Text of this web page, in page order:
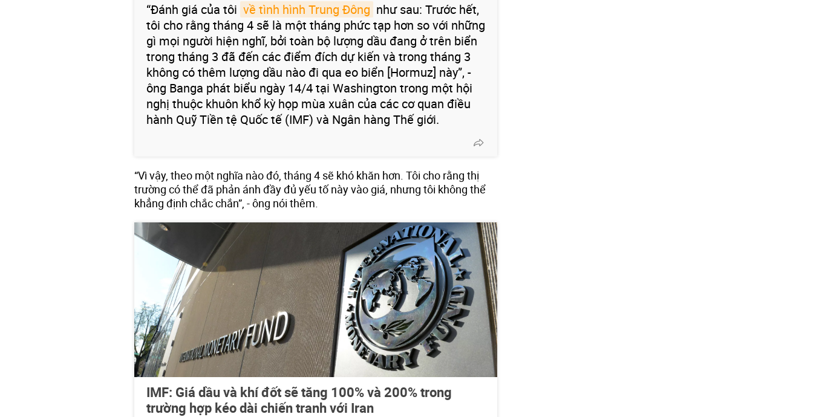
“Đánh giá của tôi về tình hình Trung Đông như sau: Trước hết,
tôi cho rằng tháng 4 sẽ là một tháng phức tạp hơn so với những
gì mọi người hiện nghĩ, bởi toàn bộ lượng dầu đang ở trên biển
trong tháng 3 đã đến các điểm đích dự kiến và trong tháng 3
không có thêm lượng dầu nào đi qua eo biển [Hormuz] này”, -
ông Banga phát biểu ngày 14/4 tại Washington trong một hội
nghị thuộc khuôn khổ kỳ họp mùa xuân của các cơ quan điều
hành Quỹ Tiền tệ Quốc tế (IMF) và Ngân hàng Thế giới.
“Vì vậy, theo một nghĩa nào đó, tháng 4 sẽ khó khăn hơn. Tôi cho rằng thị
trường có thể đã phản ánh đầy đủ yếu tố này vào giá, nhưng tôi không thể
khẳng định chắc chắn”, - ông nói thêm.
IMF: Giá dầu và khí đốt sẽ tăng 100% và 200% trong
trường hợp kéo dài chiến tranh với Iran